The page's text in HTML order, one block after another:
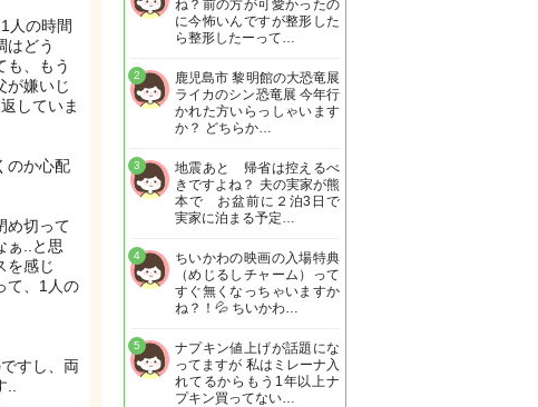
人の時間
はどう
も、もう
が嫌いじ
していま
のか心配
め切って
ぁ..と思
を感じ
て、1人の
すし、両
ね？前の方が可愛かったの
に今怖いんですが整形した
ら整形したーって…
鹿児島市 黎明館の大恐竜展
ライカのシン恐竜展 今年行
かれた方いらっしゃいます
か？ どちらか…
2
地震あと 帰省は控えるべ
きですよね？ 夫の実家が熊
本で お盆前に２泊3日で
実家に泊まる予定…
3
ちいかわの映画の入場特典
（めじるしチャーム）って
すぐ無くなっちゃいますか
ね？！💦 ちいかわ…
4
ナプキン値上げが話題にな
ってますが 私はミレーナ入
れてるからもう1年以上ナ
プキン買ってない…
5